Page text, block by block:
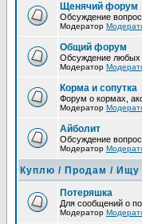
Щенячий форум
Обсуждение
Модератор
Общий форум
Обсуждение любых
Модератор
Корма и сопутка
Форум о кормах,
Модератор
Айболит
Обсуждение
Модератор
Куплю / Продам / Ищу
Потеряшка
Для сообщений о
Модератор